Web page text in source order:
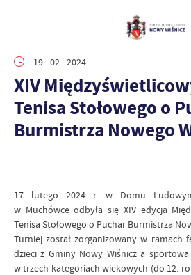
19 - 02 - 2024
XIV
Tenisa Stołowego o
Burmistrza Nowego
17 lutego 2024 r. w Domu
w Muchówce odbyła się XIV edycja
Tenisa Stołowego o Puchar Burmistrza
Turniej został zorganizowany w ramach
dzieci z Gminy Nowy Wiśnicz a
w trzech kategoriach wiekowych (do 12.